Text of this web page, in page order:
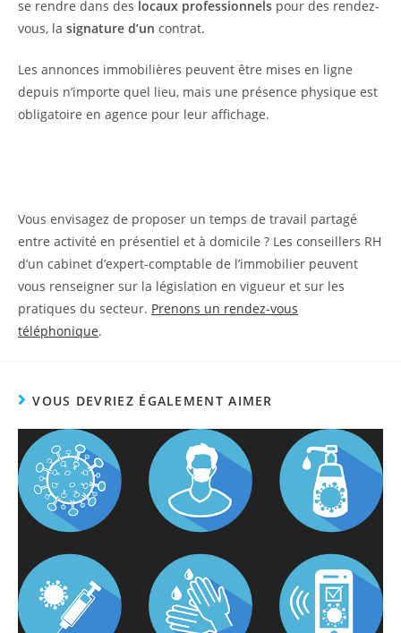
se rendre dans des locaux professionnels pour des rendez-
vous, la signature d’un contrat.
Les annonces immobilières peuvent être mises en ligne
depuis n’importe quel lieu, mais une présence physique est
obligatoire en agence pour leur affichage.
Vous envisagez de proposer un temps de travail partagé
entre activité en présentiel et à domicile ? Les conseillers RH
d’un cabinet d’expert-comptable de l’immobilier peuvent
vous renseigner sur la législation en vigueur et sur les
pratiques du secteur. Prenons un rendez-vous
téléphonique.
VOUS DEVRIEZ ÉGALEMENT AIMER